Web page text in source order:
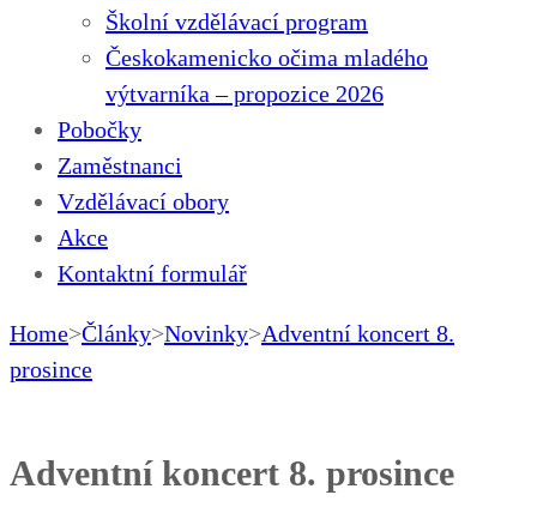
Školní vzdělávací program
Českokamenicko očima mladého
výtvarníka – propozice 2026
Pobočky
Zaměstnanci
Vzdělávací obory
Akce
Kontaktní formulář
Home>Články>Novinky>Adventní koncert 8.
prosince
Adventní koncert 8. prosince